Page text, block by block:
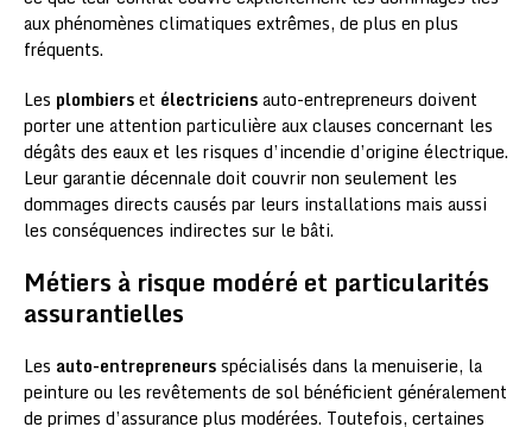
aux phénomènes climatiques extrêmes, de plus en plus
fréquents.
Les plombierset électriciensauto-entrepreneurs doivent
porter une attention particulière aux clauses concernant les
dégâts des eaux et les risques d’incendie d’origine électrique.
Leur garantie décennale doit couvrir non seulement les
dommages directs causés par leurs installations mais aussi
les conséquences indirectes sur le bâti.
Métiers à risque modéré et particularités
assurantielles
Les auto-entrepreneursspécialisés dans la menuiserie, la
peinture ou les revêtements de sol bénéficient généralement
de primes d’assurance plus modérées. Toutefois, certaines